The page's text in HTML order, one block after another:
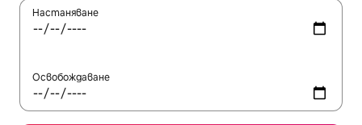
Настаняване
Освобождаване